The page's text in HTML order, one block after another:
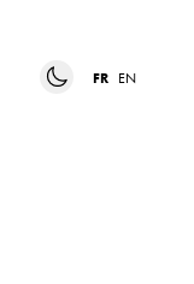
FR EN